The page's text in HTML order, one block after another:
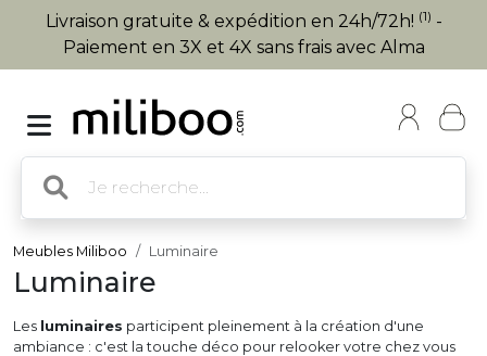
Livraison gratuite & expédition en 24h/72h! (1) -
Paiement en 3X et 4X sans frais avec Alma
Meubles Miliboo Luminaire
Luminaire
Les luminaires participent pleinement à la création d'une
ambiance : c'est la touche déco pour relooker votre chez vous